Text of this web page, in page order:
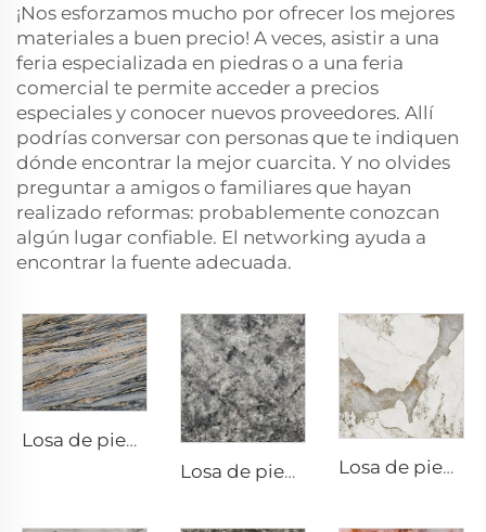
¡Nos esforzamos mucho por ofrecer los mejores
materiales a buen precio! A veces, asistir a una
feria especializada en piedras o a una feria
comercial te permite acceder a precios
especiales y conocer nuevos proveedores. Allí
podrías conversar con personas que te indiquen
dónde encontrar la mejor cuarcita. Y no olvides
preguntar a amigos o familiares que hayan
realizado reformas: probablemente conozcan
algún lugar confiable. El networking ayuda a
encontrar la fuente adecuada.
Losa de piedra exótica de cuarcita natural Blue Fusion
Losa de piedra exótica de cuarcita natural Azul Blue
Losa de piedra exótica de cuarcita natural Pantagonia